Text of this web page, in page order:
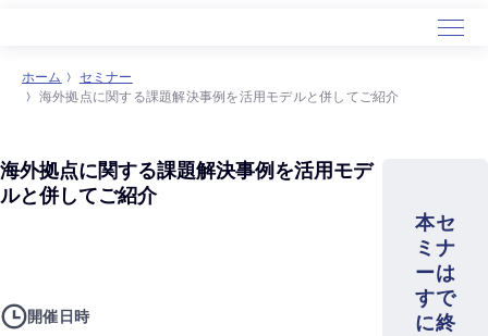
ホーム
セミナー
海外拠点に関する課題解決事例を活用モデルと併してご紹介
海外拠点に関する課題解決事例を活用モデ
ルと併してご紹介
開催日時
本セ
ミナ
ーは
すで
に終